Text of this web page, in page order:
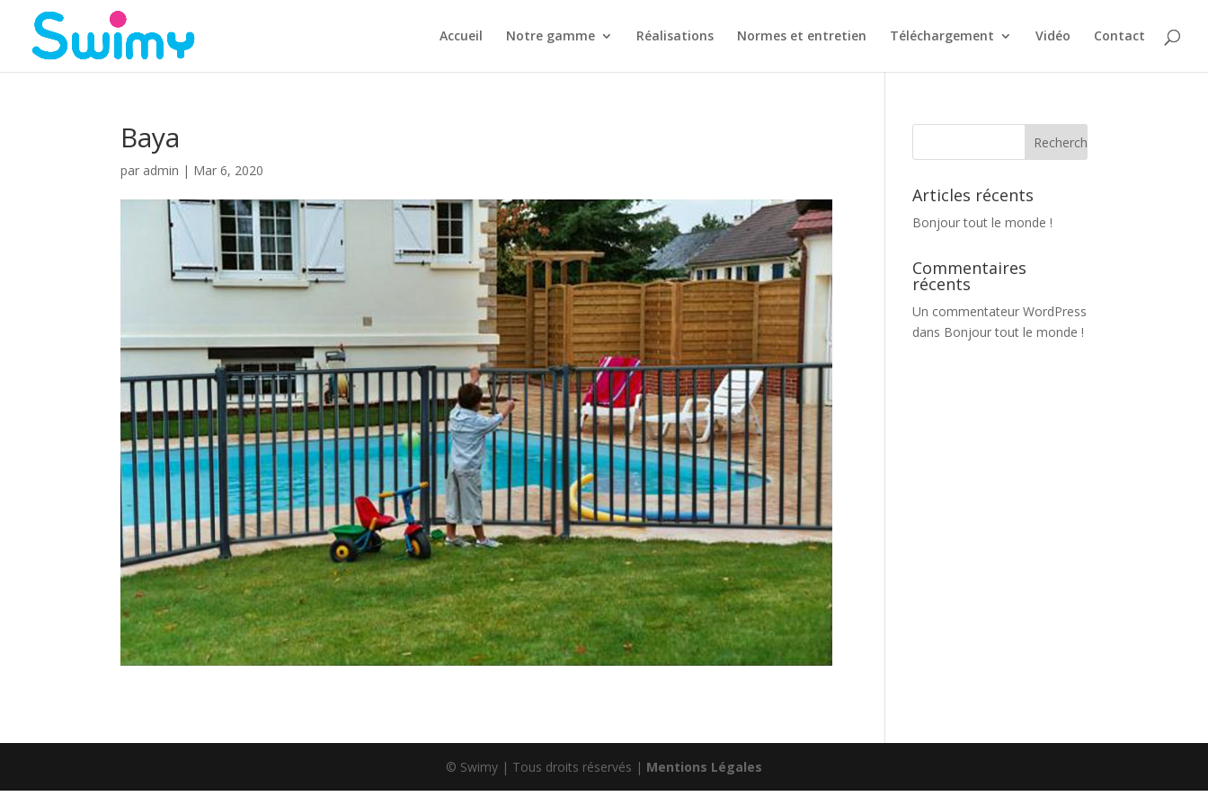
Accueil Notre gamme Réalisations Normes et entretien Téléchargement Vidéo Contact
Baya
par admin | Mar 6, 2020
Articles récents
Bonjour tout le monde !
Commentaires
récents
Un commentateur WordPress
dans Bonjour tout le monde !
© Swimy | Tous droits réservés | Mentions Légales